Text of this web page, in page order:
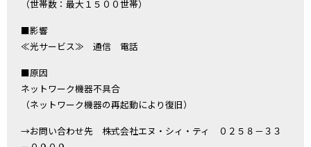
（世帯数：最大１５００世帯）
■影響
≪光サービス≫ 通信 電話
■原因
ネットワーク機器不具合
（ネットワーク機器の再起動により復旧）
→お問い合わせ先 株式会社エヌ・シィ・ティ ０２５８－３３